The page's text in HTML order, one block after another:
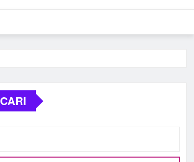
CARI